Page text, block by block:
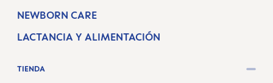
NEWBORN CARE
LACTANCIA Y ALIMENTACIÓN
TIENDA